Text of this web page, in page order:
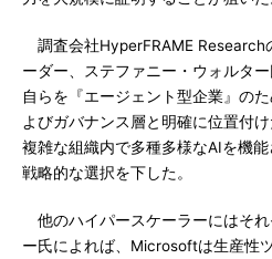
調査会社HyperFRAME Research
ーダー、ステファニー・ウォルタ
自らを『エージェント型企業』の
よびガバナンス層と明確に位置付
複雑な組織内で多種多様なAIを機
戦略的な選択を下した。
他のハイパースケーラーにはそ
ー氏によれば、Microsoftは生産性